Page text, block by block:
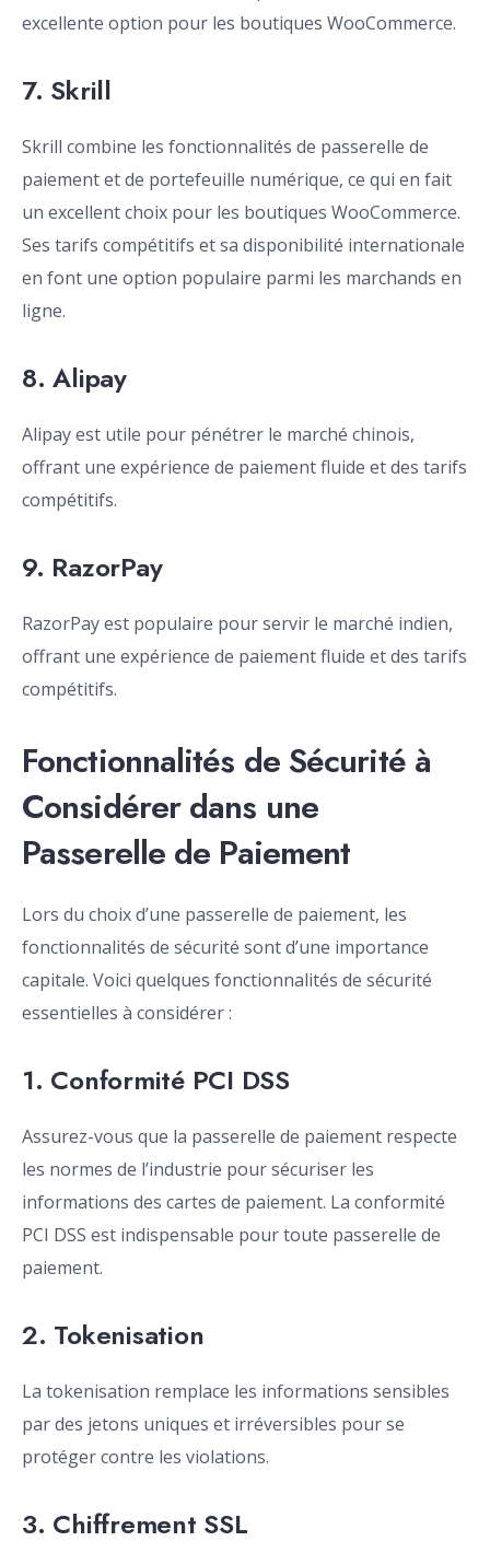
excellente option pour les boutiques WooCommerce.
7. Skrill
Skrill combine les fonctionnalités de passerelle de
paiement et de portefeuille numérique, ce qui en fait
un excellent choix pour les boutiques WooCommerce.
Ses tarifs compétitifs et sa disponibilité internationale
en font une option populaire parmi les marchands en
ligne.
8. Alipay
Alipay est utile pour pénétrer le marché chinois,
offrant une expérience de paiement fluide et des tarifs
compétitifs.
9. RazorPay
RazorPay est populaire pour servir le marché indien,
offrant une expérience de paiement fluide et des tarifs
compétitifs.
Fonctionnalités de Sécurité à
Considérer dans une
Passerelle de Paiement
Lors du choix d’une passerelle de paiement, les
fonctionnalités de sécurité sont d’une importance
capitale. Voici quelques fonctionnalités de sécurité
essentielles à considérer :
1. Conformité PCI DSS
Assurez-vous que la passerelle de paiement respecte
les normes de l’industrie pour sécuriser les
informations des cartes de paiement. La conformité
PCI DSS est indispensable pour toute passerelle de
paiement.
2. Tokenisation
La tokenisation remplace les informations sensibles
par des jetons uniques et irréversibles pour se
protéger contre les violations.
3. Chiffrement SSL